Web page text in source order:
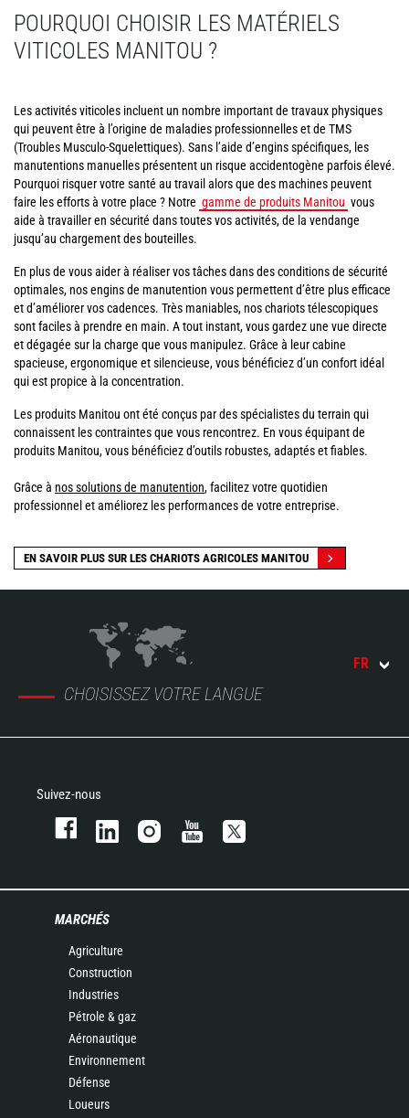
POURQUOI CHOISIR LES MATÉRIELS
VITICOLES MANITOU ?
Les activités viticoles incluent un nombre important de travaux physiques
qui peuvent être à l’origine de maladies professionnelles et de TMS
(Troubles Musculo-Squelettiques). Sans l’aide d’engins spécifiques, les
manutentions manuelles présentent un risque accidentogène parfois élevé.
Pourquoi risquer votre santé au travail alors que des machines peuvent
faire les efforts à votre place ? Notre gamme de produits Manitou vous
aide à travailler en sécurité dans toutes vos activités, de la vendange
jusqu’au chargement des bouteilles.
En plus de vous aider à réaliser vos tâches dans des conditions de sécurité
optimales, nos engins de manutention vous permettent d’être plus efficace
et d’améliorer vos cadences. Très maniables, nos chariots télescopiques
sont faciles à prendre en main. A tout instant, vous gardez une vue directe
et dégagée sur la charge que vous manipulez. Grâce à leur cabine
spacieuse, ergonomique et silencieuse, vous bénéficiez d’un confort idéal
qui est propice à la concentration.
Les produits Manitou ont été conçus par des spécialistes du terrain qui
connaissent les contraintes que vous rencontrez. En vous équipant de
produits Manitou, vous bénéficiez d’outils robustes, adaptés et fiables.
Grâce à nos solutions de manutention, facilitez votre quotidien
professionnel et améliorez les performances de votre entreprise.
EN SAVOIR PLUS SUR LES CHARIOTS AGRICOLES MANITOU
CHOISISSEZ VOTRE LANGUE
FR
Suivez-nous
MARCHÉS
Agriculture
Construction
Industries
Pétrole & gaz
Aéronautique
Environnement
Défense
Loueurs